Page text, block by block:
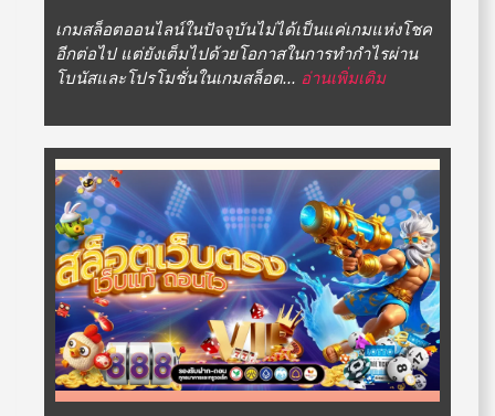
เกมสล็อตออนไลน์ในปัจจุบันไม่ได้เป็นแค่เกมแห่งโชค
อีกต่อไป แต่ยังเต็มไปด้วยโอกาสในการทำกำไรผ่าน
โบนัสและโปรโมชั่นในเกมสล็อต... อ่านเพิ่มเติม